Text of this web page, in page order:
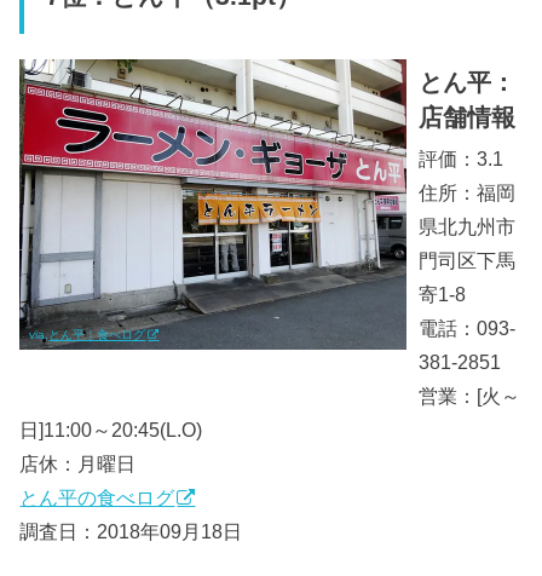
via.とん平｜食べログ
とん平：
店舗情報
評価：3.1
住所：福岡
県北九州市
門司区下馬
寄1-8
電話：093-
381-2851
営業：[火～
日]11:00～20:45(L.O)
店休：月曜日
とん平の食べログ
調査日：2018年09月18日